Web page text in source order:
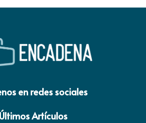
en redes sociales
Últimos Artículos